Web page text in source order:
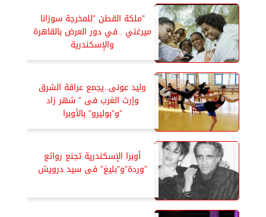
”ملكة القطن ”للمخرجة سوزانا
ميرغني ..في دور العرض بالقاهرة
والإسكندرية
وليد عونى..يجمع عراقة الشرق
وإرث الغرب فى ” شهر زاد
”و”بوليرو” بالأوبرا
أوبرا الإسكندرية تجنع روائع
”وردة”و”بليغ” فى سيد درويش